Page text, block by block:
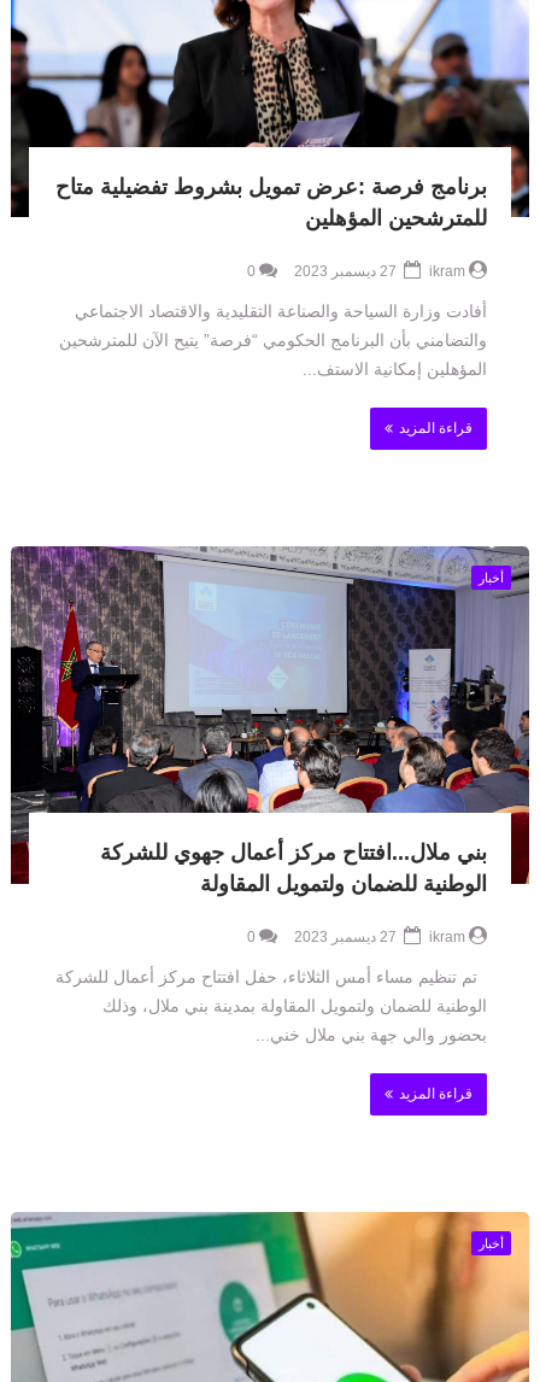
برنامج فرصة :عرض تمويل بشروط تفضيلية متاح
للمترشحين المؤهلين
ikram
0
أفادت وزارة السياحة والصناعة التقليدية والاقتصاد الاجتماعي
والتضامني بأن البرنامج الحكومي “فرصة” يتيح الآن للمترشحين
المؤهلين إمكانية الاستف...
قراءة المزيد
أخبار
بني ملال...افتتاح مركز أعمال جهوي للشركة
الوطنية للضمان ولتمويل المقاولة
ikram
0
تم تنظيم مساء أمس الثلاثاء، حفل افتتاح مركز أعمال للشركة
الوطنية للضمان ولتمويل المقاولة بمدينة بني ملال، وذلك
بحضور والي جهة بني ملال خني...
قراءة المزيد
أخبار